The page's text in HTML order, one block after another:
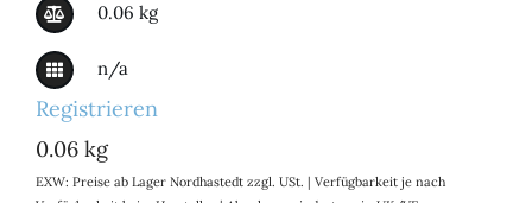
0.06 kg
n/a
Registrieren
0.06 kg
EXW: Preise ab Lager Nordhastedt zzgl. USt. | Verfügbarkeit je nach